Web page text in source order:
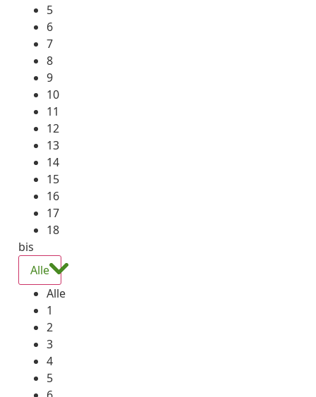
5
6
7
8
9
10
11
12
13
14
15
16
17
18
bis
Alle
Alle
1
2
3
4
5